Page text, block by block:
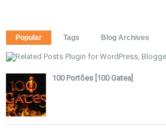
Popular Tags Blog Archives
100 Portões [100 Gates]